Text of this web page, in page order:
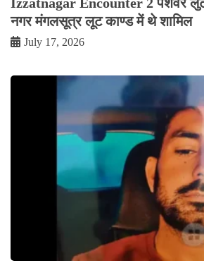
नगर मंगलसूत्र लूट काण्‍ड में थे शामिल
July 17, 2026